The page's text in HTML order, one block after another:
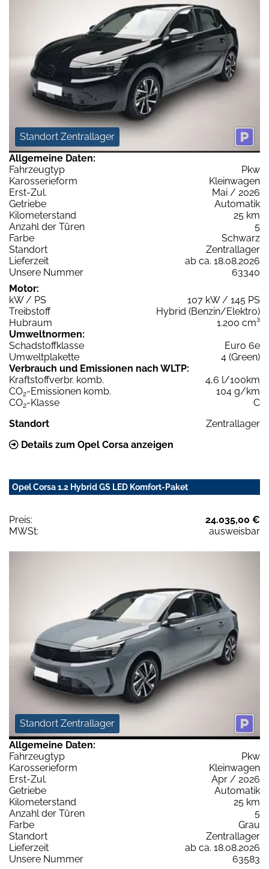
Standort Zentrallager
Allgemeine Daten:
Fahrzeugtyp
Pkw
Karosserieform
Kleinwagen
Erst-Zul.
Mai / 2026
Getriebe
Automatik
Kilometerstand
25 km
Anzahl der Türen
5
Farbe
Schwarz
Standort
Zentrallager
Lieferzeit
ab ca. 18.08.2026
Unsere Nummer
63340
Motor:
kW / PS
107 kW / 145 PS
Treibstoff
Hybrid (Benzin/Elektro)
Hubraum
1.200 cm³
Umweltnormen:
Schadstoffklasse
Euro 6e
Umweltplakette
4 (Green)
Verbrauch und Emissionen nach WLTP:
Kraftstoffverbr. komb.
4,6 l/100km
CO2-Emissionen komb.
104 g/km
CO2-Klasse
C
Standort
Zentrallager
Details zum Opel Corsa anzeigen
Opel Corsa 1.2 Hybrid GS LED Komfort-Paket
Preis:
24.035,00 €
MWSt:
ausweisbar
Standort Zentrallager
Allgemeine Daten:
Fahrzeugtyp
Pkw
Karosserieform
Kleinwagen
Erst-Zul.
Apr / 2026
Getriebe
Automatik
Kilometerstand
25 km
Anzahl der Türen
5
Farbe
Grau
Standort
Zentrallager
Lieferzeit
ab ca. 18.08.2026
Unsere Nummer
63583